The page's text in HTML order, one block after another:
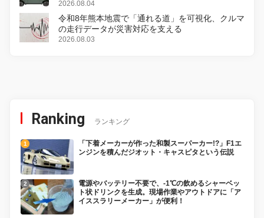
2026.08.04
令和8年熊本地震で「通れる道」を可視化、クルマ
の走行データが災害対応を支える
2026.08.03
Ranking ランキング
「下着メーカーが作った和製スーパーカー!?」F1エ
ンジンを積んだジオット・キャスピタという伝説
電源やバッテリー不要で、-1℃の飲めるシャーベッ
ト状ドリンクを生成。現場作業やアウトドアに「ア
イススラリーメーカー」が便利！